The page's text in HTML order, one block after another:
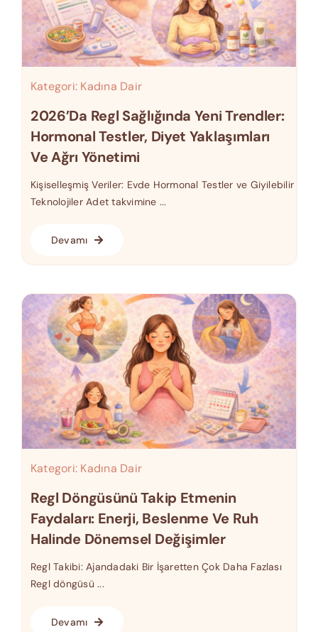
Kategori: Kadına Dair
2026’da Regl Sağlığında Yeni Trendler:
Hormonal Testler, Diyet Yaklaşımları
Ve Ağrı Yönetimi
Kişiselleşmiş Veriler: Evde Hormonal Testler ve Giyilebilir
Teknolojiler Adet takvimine ...
Devamı
Kategori: Kadına Dair
Regl Döngüsünü Takip Etmenin
Faydaları: Enerji, Beslenme Ve Ruh
Halinde Dönemsel Değişimler
Regl Takibi: Ajandadaki Bir İşaretten Çok Daha Fazlası
Regl döngüsü ...
Devamı